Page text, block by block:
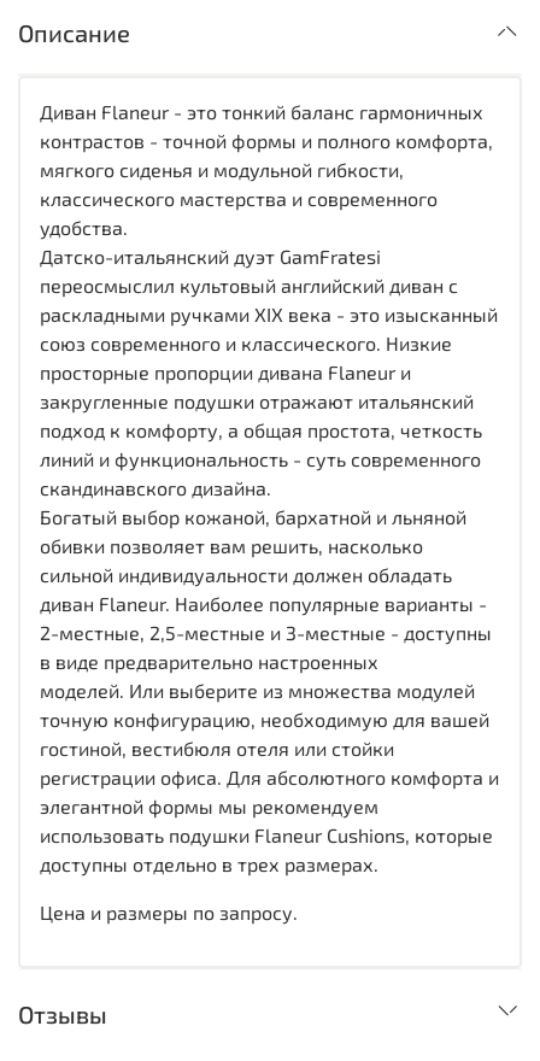
Описание
Диван Flaneur - это тонкий баланс гармоничных
контрастов - точной формы и полного комфорта,
мягкого сиденья и модульной гибкости,
классического мастерства и современного
удобства.
Датско-итальянский дуэт GamFratesi
переосмыслил культовый английский диван с
раскладными ручками XIX века - это изысканный
союз современного и классического. Низкие
просторные пропорции дивана Flaneur и
закругленные подушки отражают итальянский
подход к комфорту, а общая простота, четкость
линий и функциональность - суть современного
скандинавского дизайна.
Богатый выбор кожаной, бархатной и льняной
обивки позволяет вам решить, насколько
сильной индивидуальности должен обладать
диван Flaneur. Наиболее популярные варианты -
2-местные, 2,5-местные и 3-местные - доступны
в виде предварительно настроенных
моделей. Или выберите из множества модулей
точную конфигурацию, необходимую для вашей
гостиной, вестибюля отеля или стойки
регистрации офиса. Для абсолютного комфорта и
элегантной формы мы рекомендуем
использовать подушки Flaneur Cushions, которые
доступны отдельно в трех размерах.
Цена и размеры по запросу.
Отзывы